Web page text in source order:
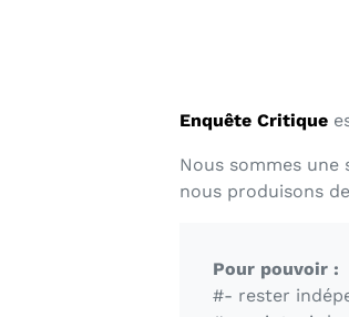
Enquête Critique
Nous sommes
nous produisons
Pour pouvoir :
#- rester